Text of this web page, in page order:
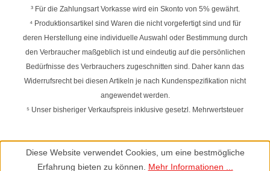
³ Für die Zahlungsart Vorkasse wird ein Skonto von 5% gewährt.
⁴ Produktionsartikel sind Waren die nicht vorgefertigt sind und für
deren Herstellung eine individuelle Auswahl oder Bestimmung durch
den Verbraucher maßgeblich ist und eindeutig auf die persönlichen
Bedürfnisse des Verbrauchers zugeschnitten sind. Daher kann das
Widerrufsrecht bei diesen Artikeln je nach Kundenspezifikation nicht
angewendet werden.
⁵ Unser bisheriger Verkaufspreis inklusive gesetzl. Mehrwertsteuer
Diese Website verwendet Cookies, um eine bestmögliche
Erfahrung bieten zu können. Mehr Informationen ...